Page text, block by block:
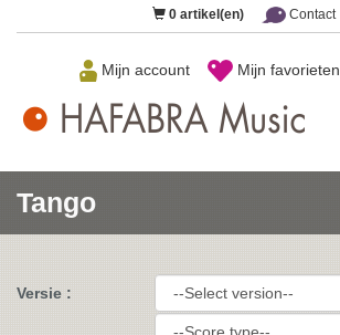
0 artikel(en) Contact
Mijn favorieten
Mijn account
Tango
Versie :